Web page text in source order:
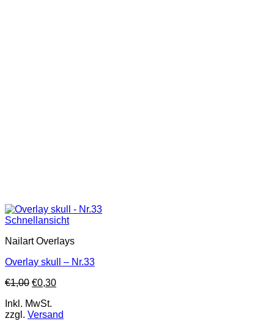
Schnellansicht
Nailart Overlays
Overlay skull – Nr.33
€1,00 €0,30
Inkl. MwSt.
zzgl. Versand